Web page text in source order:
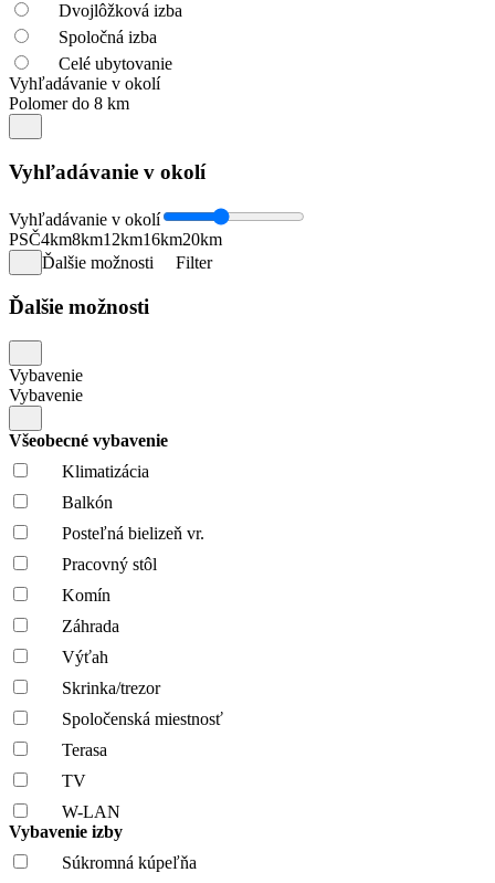
Dvojlôžková izba
Spoločná izba
Celé ubytovanie
Vyhľadávanie v okolí
Polomer do 8 km
Vyhľadávanie v okolí
Vyhľadávanie v okolí
PSČ4km8km12km16km20km
Ďalšie možnosti
Filter
Ďalšie možnosti
Vybavenie
Vybavenie
Všeobecné vybavenie
Klimatizácia
Balkón
Posteľná bielizeň vr.
Pracovný stôl
Komín
Záhrada
Výťah
Skrinka/trezor
Spoločenská miestnosť
Terasa
TV
W-LAN
Vybavenie izby
Súkromná kúpeľňa